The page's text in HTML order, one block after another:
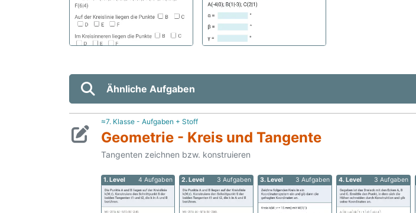
Ähnliche Aufgaben
≈7. Klasse - Aufgaben + Stoff
Geometrie - Kreis und Tangente
Tangenten zeichnen bzw. konstruieren
1. Level 4 Aufgaben 2. Level 3 Aufgaben 3. Level 3 Aufgaben 4. Level 3 Aufgaben